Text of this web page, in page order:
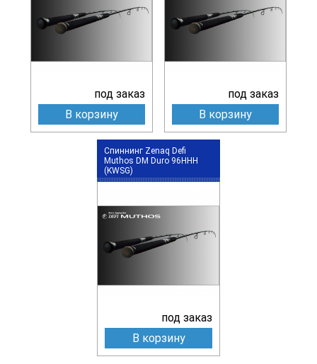
под заказ
В корзину
под заказ
В корзину
Спиннинг Zenaq Defi
Muthos DM Duro 96HHH
(KWSG)
под заказ
В корзину